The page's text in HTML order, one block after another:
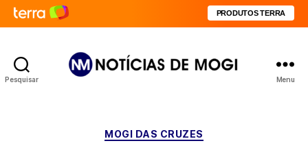
PRODUTOS TERRA
Pesquisar Menu
Categorias
MOGI DAS CRUZES